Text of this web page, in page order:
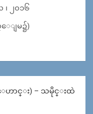
၂၀၁၆
ျမ၌)​
ေဟာင္း) – သမိုင္းထဲ